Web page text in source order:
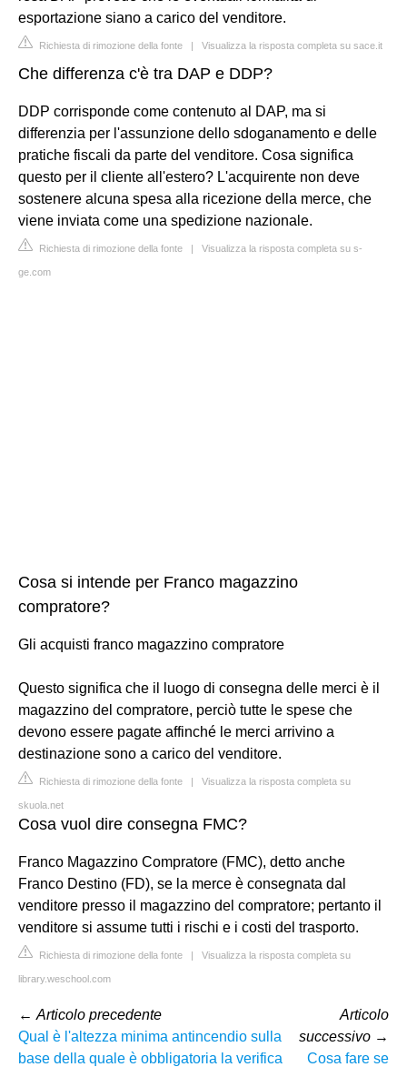
esportazione siano a carico del venditore.
Richiesta di rimozione della fonte | Visualizza la risposta completa su sace.it
Che differenza c'è tra DAP e DDP?
DDP corrisponde come contenuto al DAP, ma si
differenzia per l'assunzione dello sdoganamento e delle
pratiche fiscali da parte del venditore. Cosa significa
questo per il cliente all'estero? L'acquirente non deve
sostenere alcuna spesa alla ricezione della merce, che
viene inviata come una spedizione nazionale.
Richiesta di rimozione della fonte | Visualizza la risposta completa su s-
ge.com
Cosa si intende per Franco magazzino
compratore?
Gli acquisti franco magazzino compratore
Questo significa che il luogo di consegna delle merci è il
magazzino del compratore, perciò tutte le spese che
devono essere pagate affinché le merci arrivino a
destinazione sono a carico del venditore.
Richiesta di rimozione della fonte | Visualizza la risposta completa su
skuola.net
Cosa vuol dire consegna FMC?
Franco Magazzino Compratore (FMC), detto anche
Franco Destino (FD), se la merce è consegnata dal
venditore presso il magazzino del compratore; pertanto il
venditore si assume tutti i rischi e i costi del trasporto.
Richiesta di rimozione della fonte | Visualizza la risposta completa su
library.weschool.com
← Articolo precedente
Qual è l'altezza minima antincendio sulla
base della quale è obbligatoria la verifica
Articolo
successivo →
Cosa fare se